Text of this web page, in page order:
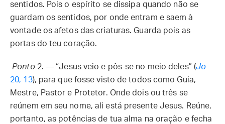
sentidos. Pois o espírito se dissipa quando não se
guardam os sentidos, por onde entram e saem à
vontade os afetos das criaturas. Guarda pois as
portas do teu coração.
Ponto2. — “Jesus veio e pôs-se no meio deles” (Jo
20, 13), para que fosse visto de todos como Guia,
Mestre, Pastor e Protetor. Onde dois ou três se
reúnem em seu nome, ali está presente Jesus. Reúne,
portanto, as potências de tua alma na oração e fecha